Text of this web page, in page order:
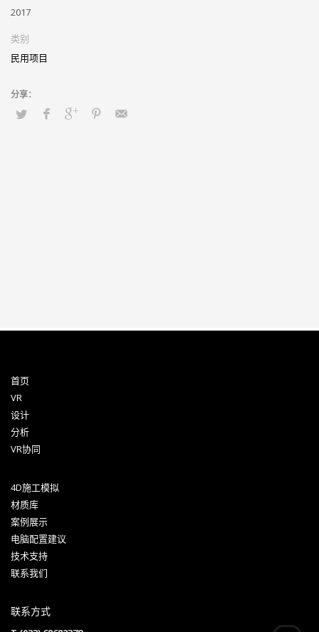
KTV、电影院BIM综合协调
场地铺装模拟
2017
类别
民用项目
首页
VR
设计
分析
VR协同
4D施工模拟
材质库
案例展示
电脑配置建议
技术支持
联系我们
联系方式